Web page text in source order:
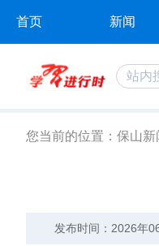
首页 新闻
您当前的位置： 保山新
发布时间：2026年